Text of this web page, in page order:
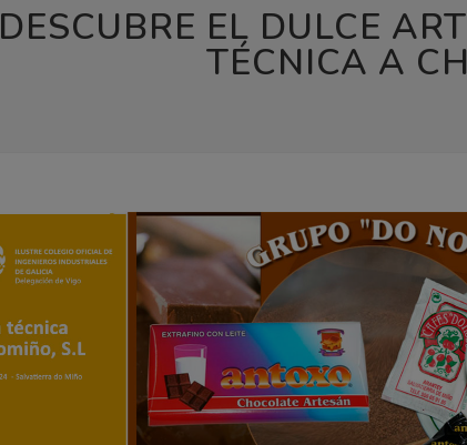
DESCUBRE EL DULCE
TÉCNICA A